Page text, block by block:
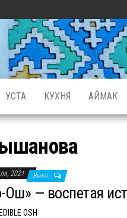
УСТА КУХНЯ АЙМАК
2021 Выкл.
Ош» — воспетая
OSH